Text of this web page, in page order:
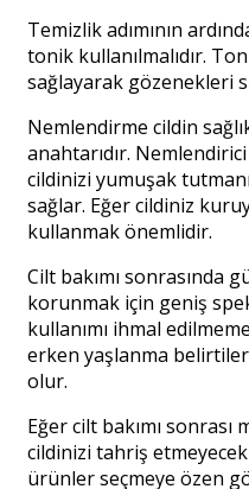
Temizlik adımının
tonik kullanılmalıdır.
sağlayarak gözenekleri
Nemlendirme cildin
anahtarıdır.
cildinizi yumuşak
sağlar. Eğer cildiniz
kullanmak önemlidir.
Cilt bakımı sonrasında
korunmak için geniş
kullanımı ihmal
erken yaşlanma
olur.
Eğer cilt bakımı sonrası
cildinizi tahriş
ürünler seçmeye özen